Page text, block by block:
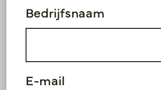
Bedrijfsnaam
E-mail